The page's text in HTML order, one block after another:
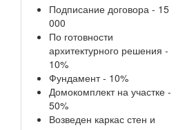
Подписание договора - 15
000
По готовности
архитектурного решения -
10%
Фундамент - 10%
Домокомплект на участке -
50%
Возведен каркас стен и